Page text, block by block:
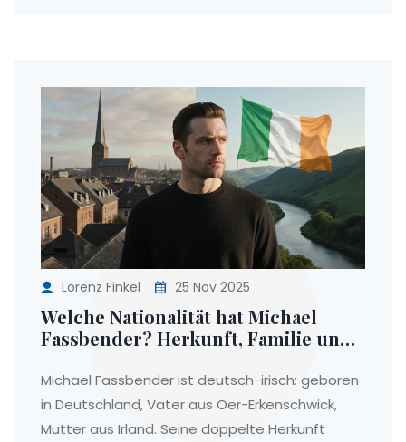
Lorenz Finkel 25 Nov 2025
Welche Nationalität hat Michael
Fassbender? Herkunft, Familie und
Michael Fassbender ist deutsch-irisch: geboren
in Deutschland, Vater aus Oer-Erkenschwick,
Mutter aus Irland. Seine doppelte Herkunft